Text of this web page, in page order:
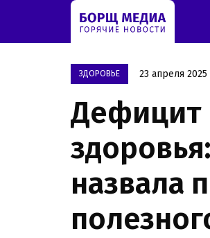
ЗДОРОВЬЕ 23 апреля 2025
Дефицит
назвала